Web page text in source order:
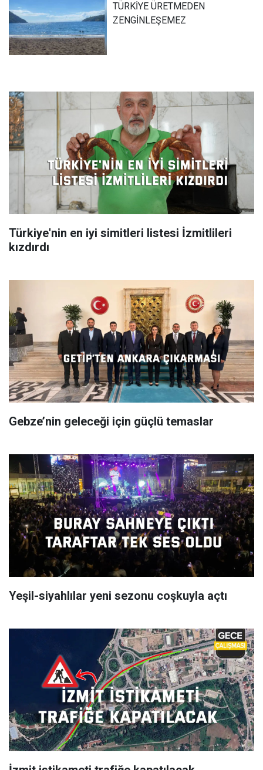
TÜRKİYE ÜRETMEDEN
ZENGİNLEŞEMEZ
Türkiye'nin en iyi simitleri listesi İzmitlileri
kızdırdı
Gebze’nin geleceği için güçlü temaslar
Yeşil-siyahlılar yeni sezonu coşkuyla açtı